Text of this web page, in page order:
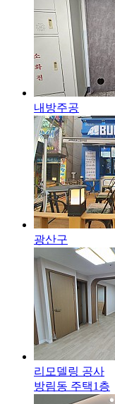
내방주공
광산구
리모델링 공사
방림동 주택1층